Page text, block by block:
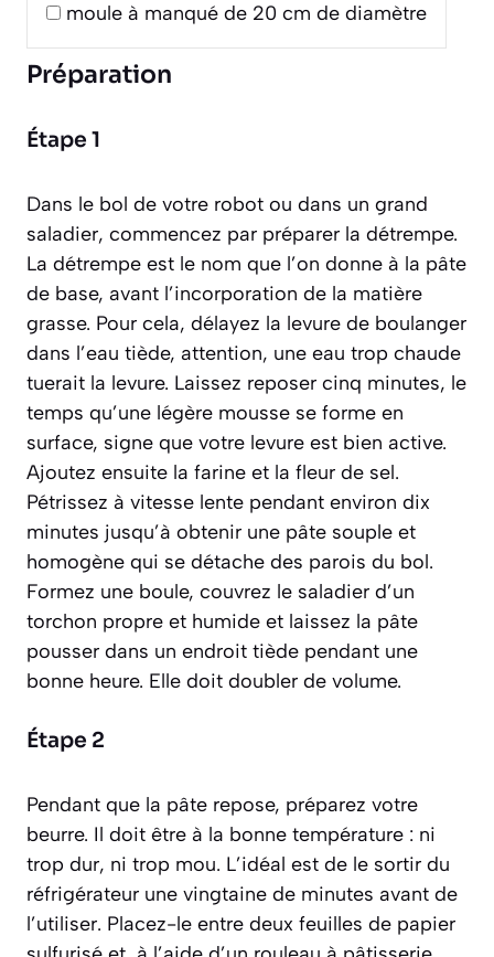
moule à manqué de 20 cm de diamètre
Préparation
Étape 1
Dans le bol de votre robot ou dans un grand
saladier, commencez par préparer la détrempe.
La détrempe est le nom que l’on donne à la pâte
de base, avant l’incorporation de la matière
grasse. Pour cela, délayez la levure de boulanger
dans l’eau tiède, attention, une eau trop chaude
tuerait la levure. Laissez reposer cinq minutes, le
temps qu’une légère mousse se forme en
surface, signe que votre levure est bien active.
Ajoutez ensuite la farine et la fleur de sel.
Pétrissez à vitesse lente pendant environ dix
minutes jusqu’à obtenir une pâte souple et
homogène qui se détache des parois du bol.
Formez une boule, couvrez le saladier d’un
torchon propre et humide et laissez la pâte
pousser dans un endroit tiède pendant une
bonne heure. Elle doit doubler de volume.
Étape 2
Pendant que la pâte repose, préparez votre
beurre. Il doit être à la bonne température : ni
trop dur, ni trop mou. L’idéal est de le sortir du
réfrigérateur une vingtaine de minutes avant de
l’utiliser. Placez-le entre deux feuilles de papier